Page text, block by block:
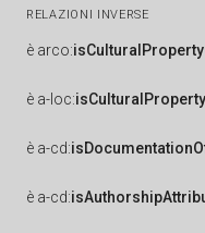
RELAZIONI INVERSE
è arco:
è a-loc:
è a-cd:
è a-cd: